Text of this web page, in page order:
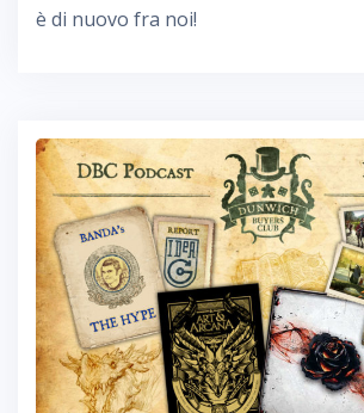
è di nuovo fra noi!